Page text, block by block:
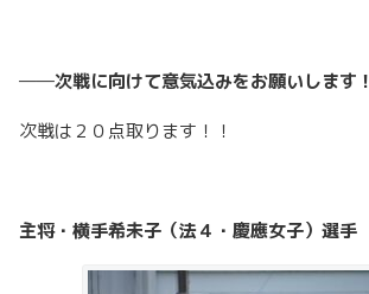
――次戦に向けて意気込みをお願いします！
次戦は２０点取ります！！
主将・ 横手希未子（法４・慶應女子）選手